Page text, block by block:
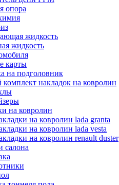
опора
жидкость
жидкость
карты
на подголовник
накладок на ковролин
на ковролин
на ковролин lada granta
на ковролин lada vesta
на ковролин renault duster
салона